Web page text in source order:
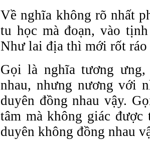
Về nghĩa không rõ nhất
tu học mà đoạn, vào
Như lai địa thì mới rốt ráo
Gọi là nghĩa tương ưng,
nhau, nhưng nương với
duyên đồng nhau vậy.
tâm mà không giác
duyên không đồng nhau